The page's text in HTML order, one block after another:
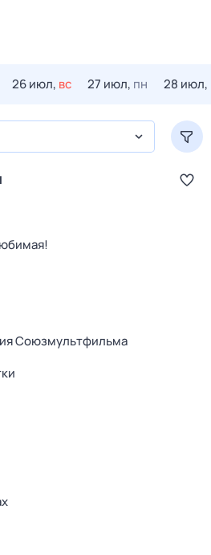
26 июл, вс 27 июл, пн 28 июл,
Союзмультфильма